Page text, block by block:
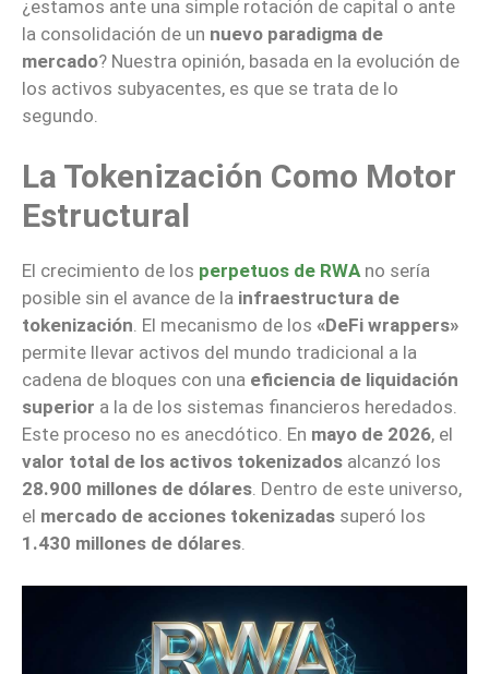
¿estamos ante una simple rotación de capital o ante
la consolidación de un nuevo paradigma de
mercado? Nuestra opinión, basada en la evolución de
los activos subyacentes, es que se trata de lo
segundo.
La Tokenización Como Motor
Estructural
El crecimiento de los perpetuos de RWAno sería
posible sin el avance de la infraestructura de
tokenización. El mecanismo de los «DeFi wrappers»
permite llevar activos del mundo tradicional a la
cadena de bloques con una eficiencia de liquidación
superior a la de los sistemas financieros heredados.
Este proceso no es anecdótico. En mayo de 2026, el
valor total de los activos tokenizados alcanzó los
28.900 millones de dólares. Dentro de este universo,
el mercado de acciones tokenizadas superó los
1.430 millones de dólares.